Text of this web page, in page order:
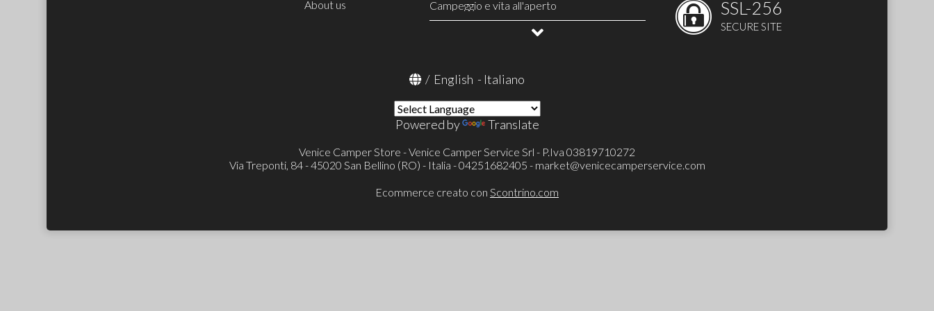
About us
Serbatoi e accessori
Linea gas
Frigoriferi portatili e accessori
Toilette a cassetta Thetford (FRESH-UP SET)
Portaoggetti
Cunei e accessori
Protezioni specchietti esterni
Verande ed accessori
Tappeti cabina
Campeggio e vita all'aperto
Allestimento veicoli
SSL-256
SECURE SITE
/ English - Italiano
Powered by Translate
Venice Camper Store - Venice Camper Service Srl - P.Iva 03819710272
Via Treponti, 84 - 45020 San Bellino (RO) - Italia - 04251682405 - market@venicecamperservice.com
Ecommerce creato con Scontrino.com